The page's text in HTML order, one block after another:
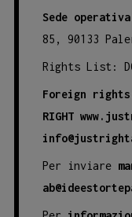
Sede
85, 90133
Rights List:
Foreign rights
RIGHT
Per inviare